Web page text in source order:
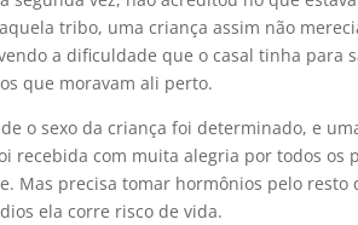
tribo, uma criança assim não
a dificuldade que o casal tinha para
que moravam ali perto.
o sexo da criança foi determinado, e
recebida com muita alegria por todos os
Mas precisa tomar hormônios pelo
ela corre risco de vida.